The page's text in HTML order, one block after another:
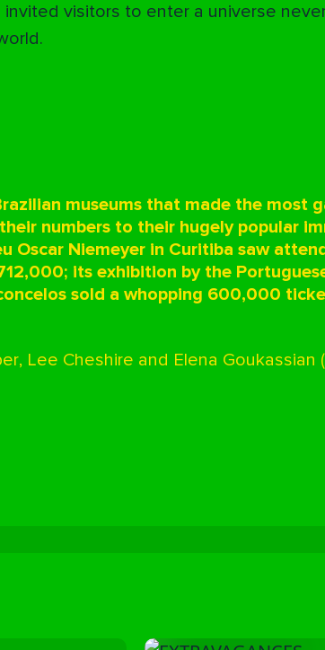
visitors to enter a universe
museums that made the most
numbers to their hugely popular
Oscar Niemeyer in Curitiba saw
its exhibition by the
sold a whopping 600,000
Lee Cheshire and Elena Goukassian